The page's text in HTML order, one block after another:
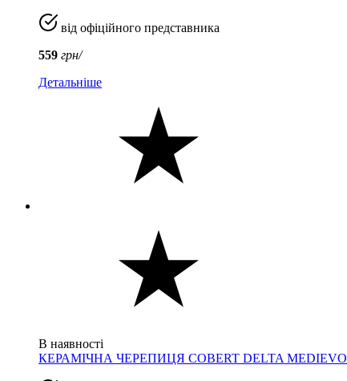
від офіційного представника
559 грн/
Детальніше
В наявності
КЕРАМІЧНА ЧЕРЕПИЦЯ COBERT DELTA MEDIEVO